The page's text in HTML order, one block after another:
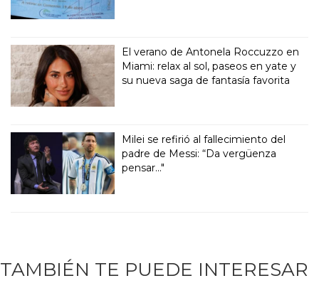
El verano de Antonela Roccuzzo en
Miami: relax al sol, paseos en yate y
su nueva saga de fantasía favorita
Milei se refirió al fallecimiento del
padre de Messi: “Da vergüenza
pensar..."
TAMBIÉN TE PUEDE INTERESAR